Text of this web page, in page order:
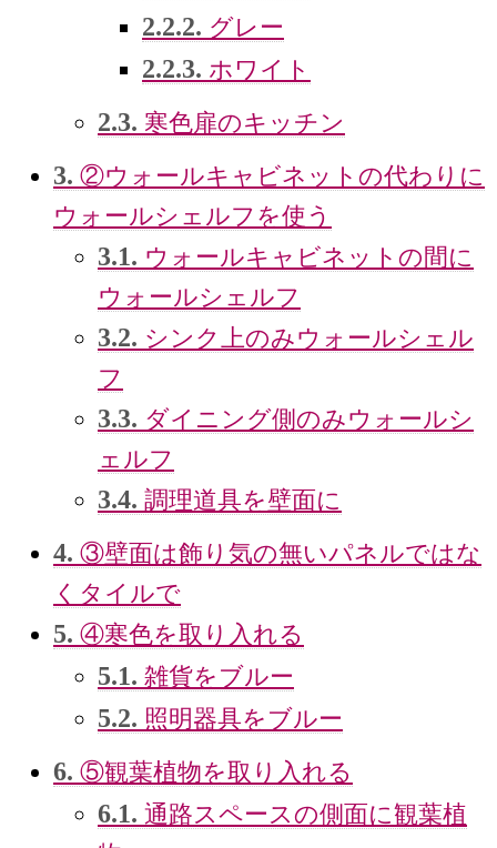
2.2.2. グレー
2.2.3. ホワイト
2.3. 寒色扉のキッチン
3. ②ウォールキャビネットの代わりに
ウォールシェルフを使う
3.1. ウォールキャビネットの間に
ウォールシェルフ
3.2. シンク上のみウォールシェル
フ
3.3. ダイニング側のみウォールシ
ェルフ
3.4. 調理道具を壁面に
4. ③壁面は飾り気の無いパネルではな
くタイルで
5. ④寒色を取り入れる
5.1. 雑貨をブルー
5.2. 照明器具をブルー
6. ⑤観葉植物を取り入れる
6.1. 通路スペースの側面に観葉植